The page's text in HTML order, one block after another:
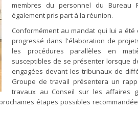
membres du personnel du Bureau
également pris part à la réunion.
Conformément au mandat qui lui a
progressé dans l'élaboration de
les procédures parallèles en
susceptibles de se présenter lorsque
engagées devant les tribunaux de
Groupe de travail présentera un
travaux au Conseil sur les affaires
étapes possibles